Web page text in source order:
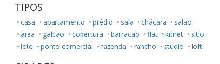
TIPOS
casa apartamento prédio sala chácara
salão
área
galpão cobertura barracão flat kitnet
sítio
lote
ponto comercial fazenda rancho studio loft